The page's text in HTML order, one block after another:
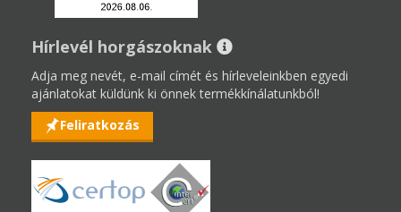
Hírlevél horgászoknak
Adja meg nevét, e-mail címét és hírleveleinkben egyedi
ajánlatokat küldünk ki önnek termékkínálatunkból!
Feliratkozás